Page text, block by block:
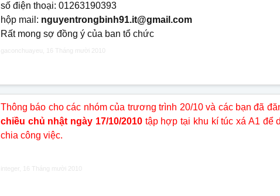
số điện thoại: 01263190393
hộp mail: nguyentrongbinh91.it@gmail.com
Rất mong sợ đồng ý của ban tổ chức
gaconchuayeu 16 Tháng mười 2010
Thông báo cho các nhóm của trương trình 20/10 và các bạn đã
chiều chủ nhật ngày 17/10/2010tập hợp tại khu kí túc xá A1 để
chia công việc.
integer 16 Tháng mười 2010